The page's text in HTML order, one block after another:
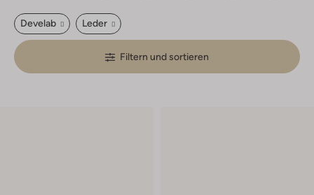
Develab Leder
Filtern und sortieren